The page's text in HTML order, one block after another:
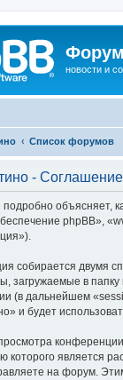
новости и
Список форумов
-
подробно объясняет,
phpBB»,
собирается двумя
загружаемые в
(в дальнейшем
и будет
которого является
на форум.